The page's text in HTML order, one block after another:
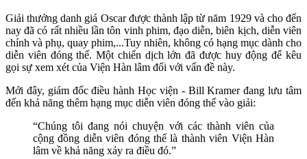
Giải thưởng danh giá Oscar được thành lập từ năm 1929 và cho đến
nay đã có rất nhiều lần tôn vinh phim, đạo diễn, biên kịch, diễn viên
chính và phụ, quay phim,...Tuy nhiên, không có hạng mục dành cho
diễn viên đóng thế. Một chiến dịch lớn đã được huy động để kêu
gọi sự xem xét của Viện Hàn lâm đối với vấn đề này.
Mới đây, giám đốc điều hành Học viện - Bill Kramer đang lưu tâm
đến khả năng thêm hạng mục diễn viên đóng thế vào giải:
“Chúng tôi đang nói chuyện với các thành viên của
cộng đồng diễn viên đóng thế là thành viên Viện Hàn
lâm về khả năng xảy ra điều đó.”